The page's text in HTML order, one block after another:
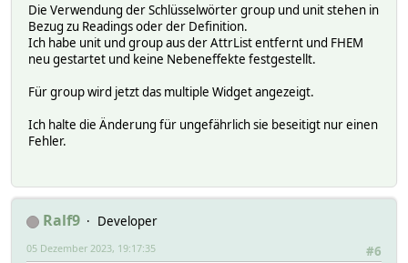
Die Verwendung der Schlüsselwörter group und unit stehen in
Bezug zu Readings oder der Definition.
Ich habe unit und group aus der AttrList entfernt und FHEM
neu gestartet und keine Nebeneffekte festgestellt.
Für group wird jetzt das multiple Widget angezeigt.
Ich halte die Änderung für ungefährlich sie beseitigt nur einen
Fehler.
Ralf9
Developer
#6
05 Dezember 2023, 19:17:35